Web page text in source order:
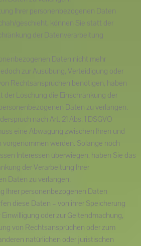
Ihrer personenbezogenen Daten
geschieht, können Sie statt der
der Datenverarbeitung
Daten nicht mehr
zur Ausübung, Verteidigung oder
Rechtsansprüchen benötigen, haben
der Löschung die Einschränkung der
Daten zu verlangen.
nach Art. 21 Abs. 1 DSGVO
eine Abwägung zwischen Ihren und
vorgenommen werden. Solange noch
Interessen überwiegen, haben Sie das
der Verarbeitung Ihrer
Daten zu verlangen.
Ihrer personenbezogenen Daten
diese Daten – von ihrer Speicherung
oder zur Geltendmachung,
von Rechtsansprüchen oder zum
natürlichen oder juristischen